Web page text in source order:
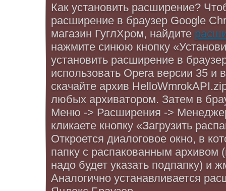
Как установить расширение?
расширение в браузер Google
магазин ГуглХром, найдите
нажмите синюю кнопку
установить расширение в
использовать Opera версии 35 и
скачайте архив
любых архиватором. Затем в
Меню -> Расширения ->
кликаете кнопку «Загрузить
Откроется диалоговое окно, в
папку с распакованным архивом
надо будет указать подпапку) и
Аналогично устанавливается